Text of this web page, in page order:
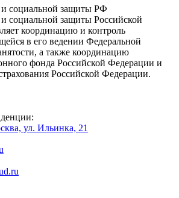
и социальной защиты РФ
социальной защиты Российской
координацию и контроль
в его ведении Федеральной
а также координацию
фонда Российской Федерации и
Российской Федерации.
ул. Ильинка, 21